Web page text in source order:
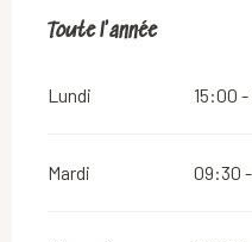
Toute l'année
Toute l'année
Lundi 15:00 -
Mardi 09:30